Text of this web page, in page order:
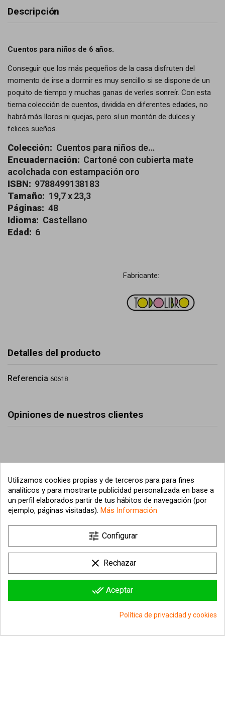
Descripción
Cuentos para niños de 6 años.
Conseguir que los más pequeños de la casa disfruten del
momento de irse a dormir es muy sencillo si se dispone de un
poquito de tiempo y muchas ganas de verles sonreír. Con esta
tierna colección de cuentos, dividida en diferentes edades, no
habrá más lloros ni quejas, pero sí un montón de dulces y
felices sueños.
Colección: Cuentos para niños de...
Encuadernación: Cartoné con cubierta mate
acolchada con estampación oro
ISBN: 9788499138183
Tamaño: 19,7 x 23,3
Páginas: 48
Idioma: Castellano
Edad: 6
Fabricante:
Detalles del producto
Referencia 60618
Opiniones de nuestros clientes
Información sobre la tienda 
Utilizamos cookies propias y de terceros para para fines
analíticos y para mostrarte publicidad personalizada en base a
un perfil elaborados partir de tus hábitos de navegación (por
ejemplo, páginas visitadas). Más Información
tune Configurar
clear Rechazar
done_all Aceptar
Política de privacidad y cookies